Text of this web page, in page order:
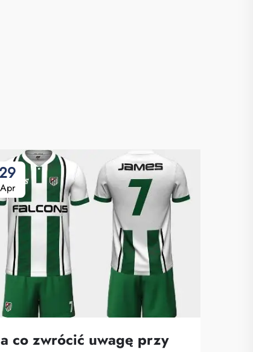
Apr
co zwrócić uwagę przy